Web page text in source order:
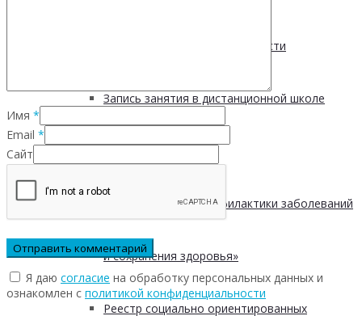
Курение во время беременности
Запись занятия в дистанционной школе
Взаимодействие с СОНКО
РОО «Общество профилактики заболеваний
и сохранения здоровья»
Реестр социально ориентированных
Имя *
Email *
Сайт
Я даю согласие на обработку персональных данных и
ознакомлен с политикой конфиденциальности